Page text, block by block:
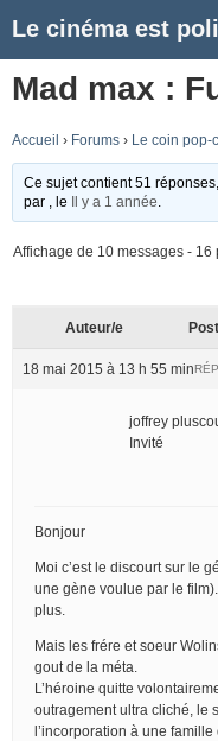
Le cinéma est
Mad max :
Accueil › Forums › Le coin pop-
Ce sujet contient 51
par
, le Il y a 1 année
Affichage de 10 messages - 16
Auteur/e
18 mai 2015 à 13 h 55 min
joffrey
Invité
Bonjour
Moi c’est le discourt sur le
une gène voulue par le
plus.
Mais les frére et soeur
gout de la méta.
L’héroine quitte
outragement ultra cliché, le
l’incorporation à une